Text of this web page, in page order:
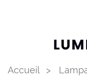
Accueil